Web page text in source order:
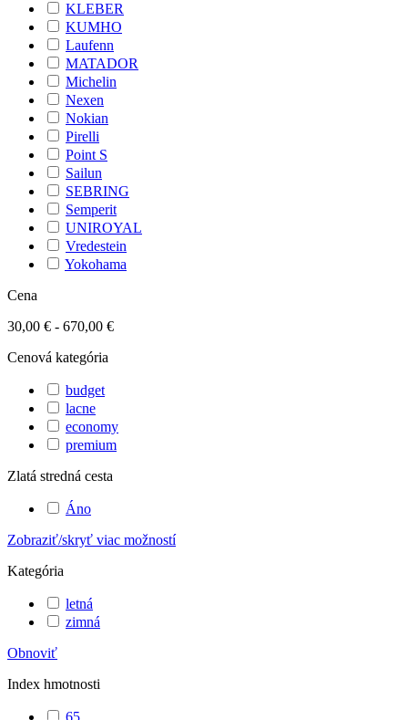
KLEBER
KUMHO
Laufenn
MATADOR
Michelin
Nexen
Nokian
Pirelli
Point S
Sailun
SEBRING
Semperit
UNIROYAL
Vredestein
Yokohama
Cena
30,00 € - 670,00 €
Cenová kategória
budget
lacne
economy
premium
Zlatá stredná cesta
Áno
Zobraziť/skryť viac možností
Kategória
letná
zimná
Obnoviť
Index hmotnosti
65